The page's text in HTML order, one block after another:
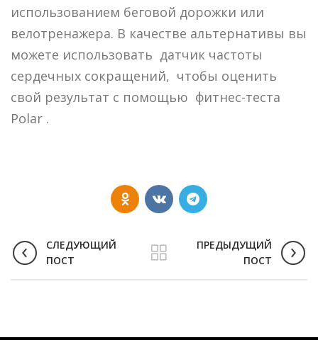
использованием беговой дорожки или
велотренажера. В качестве альтернативы вы
можете использовать датчик частоты
сердечных сокращений, чтобы оценить
свой результат с помощью фитнес-теста
Polar .
СЛЕДУЮЩИЙ
ПОСТ
ПРЕДЫДУЩИЙ
ПОСТ